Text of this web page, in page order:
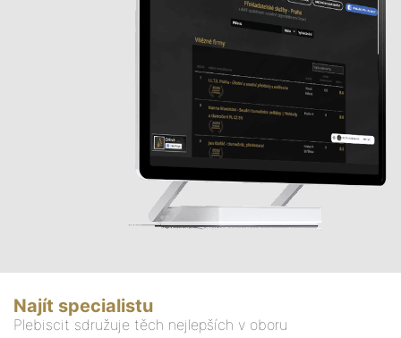
Najít specialistu
Plebiscit sdružuje těch nejlepších v oboru